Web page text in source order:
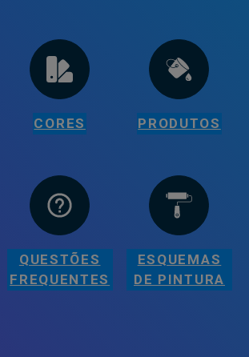
CORES PRODUTOS
QUESTÕES
FREQUENTES
ESQUEMAS
DE PINTURA